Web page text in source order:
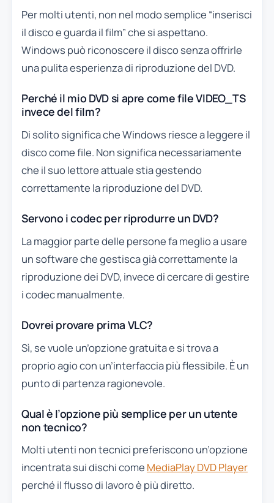
Per molti utenti, non nel modo semplice “inserisci
il disco e guarda il film” che si aspettano.
Windows può riconoscere il disco senza offrirle
una pulita esperienza di riproduzione del DVD.
Perché il mio DVD si apre come file VIDEO_TS
invece del film?
Di solito significa che Windows riesce a leggere il
disco come file. Non significa necessariamente
che il suo lettore attuale stia gestendo
correttamente la riproduzione del DVD.
Servono i codec per riprodurre un DVD?
La maggior parte delle persone fa meglio a usare
un software che gestisca già correttamente la
riproduzione dei DVD, invece di cercare di gestire
i codec manualmente.
Dovrei provare prima VLC?
Sì, se vuole un’opzione gratuita e si trova a
proprio agio con un’interfaccia più flessibile. È un
punto di partenza ragionevole.
Qual è l’opzione più semplice per un utente
non tecnico?
Molti utenti non tecnici preferiscono un’opzione
incentrata sui dischi come MediaPlay DVD Player
perché il flusso di lavoro è più diretto.